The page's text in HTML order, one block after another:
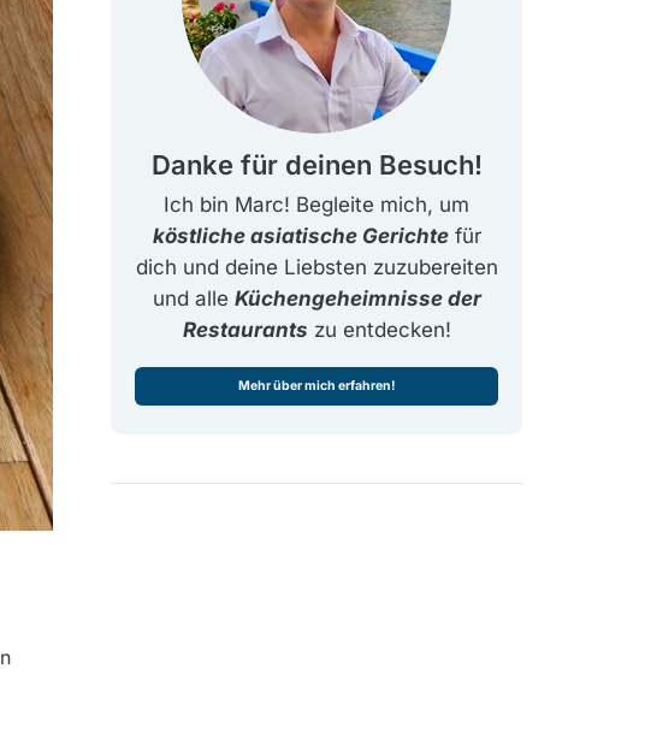
Danke für deinen Besuch!
Ich bin Marc! Begleite mich, um
köstliche asiatische Gerichtefür
dich und deine Liebsten zuzubereiten
und alle Küchengeheimnisse der
Restaurants zu entdecken!
Mehr über mich erfahren!